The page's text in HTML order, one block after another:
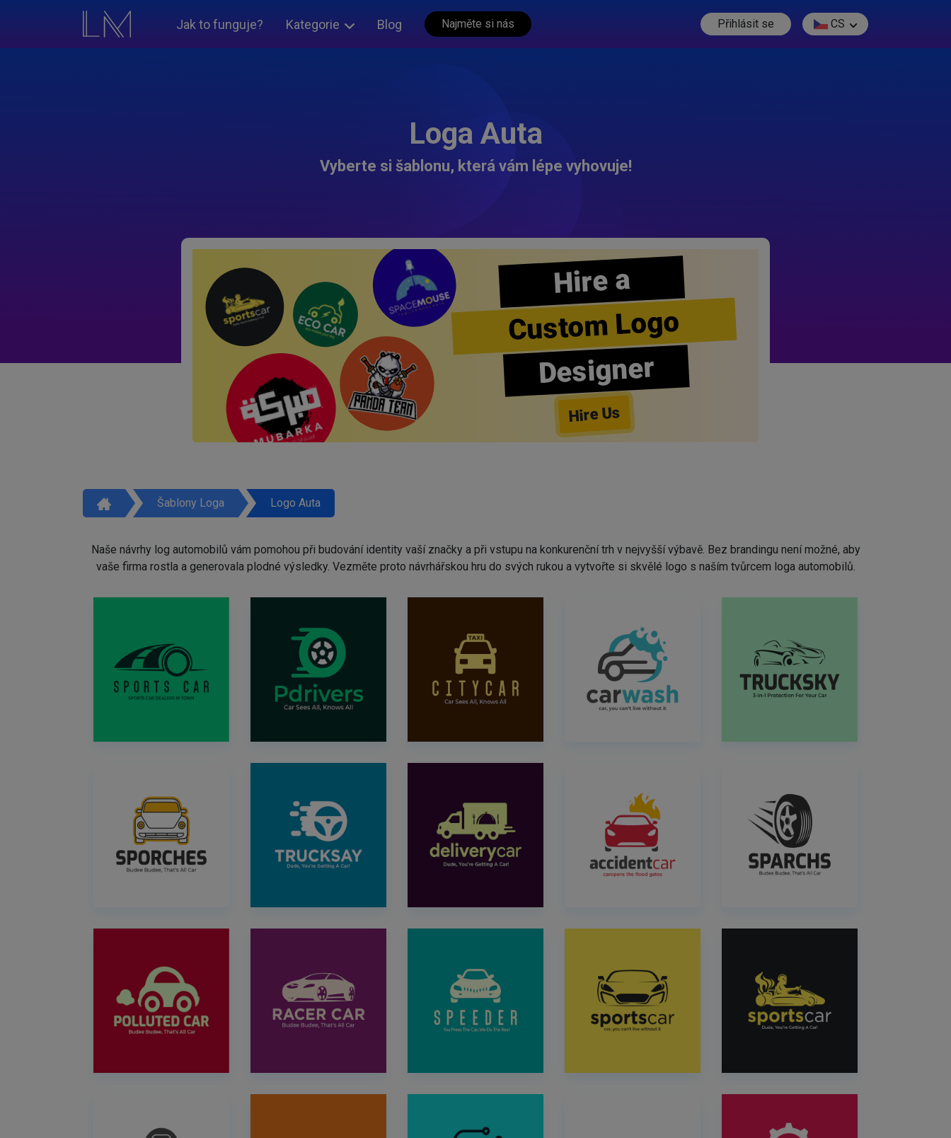
Jak to funguje? Kategorie Blog Najměte si nás Přihlásit se CS
Loga Auta
Vyberte si šablonu, která vám lépe vyhovuje!
Hire a
Custom Logo
Designer
Hire Us
Šablony Loga Logo Auta
Naše návrhy log automobilů vám pomohou při budování identity vaší značky a při vstupu na konkurenční trh v nejvyšší výbavě. Bez brandingu není možné, aby
vaše firma rostla a generovala plodné výsledky. Vezměte proto návrhářskou hru do svých rukou a vytvořte si skvělé logo s naším tvůrcem loga automobilů.